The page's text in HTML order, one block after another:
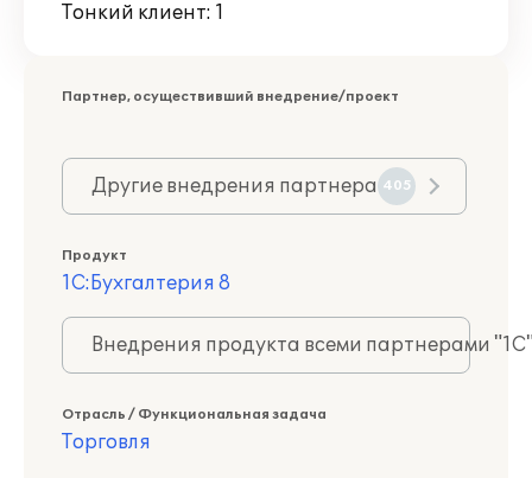
Тонкий клиент: 1
Партнер, осуществивший внедрение/проект
Другие внедрения партнера 405
Продукт
1С:Бухгалтерия 8
Внедрения продукта всеми партнерами
Отрасль / Функциональная задача
Торговля